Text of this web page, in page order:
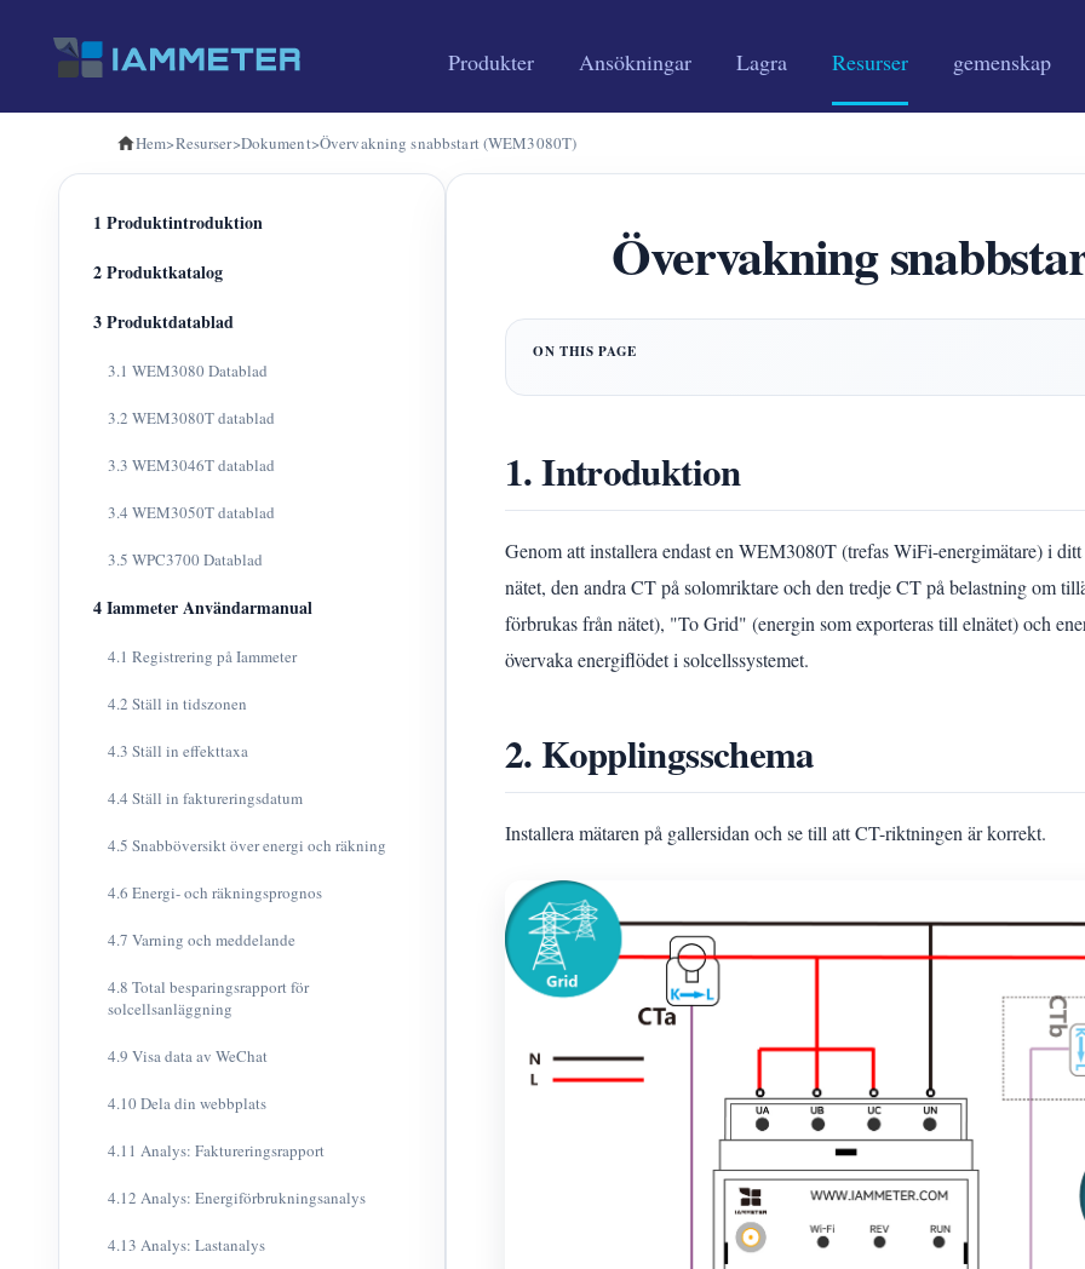
Produkter Ansökningar Lagra Resurser gemenskap
Hem>Resurser>Dokument>Övervakning snabbstart (WEM3080T)
1 Produktintroduktion
2 Produktkatalog
3 Produktdatablad
3.1 WEM3080 Datablad
3.2 WEM3080T datablad
3.3 WEM3046T datablad
3.4 WEM3050T datablad
3.5 WPC3700 Datablad
4 Iammeter Användarmanual
4.1 Registrering på Iammeter
4.2 Ställ in tidszonen
4.3 Ställ in effekttaxa
4.4 Ställ in faktureringsdatum
4.5 Snabböversikt över energi och räkning
4.6 Energi- och räkningsprognos
4.7 Varning och meddelande
4.8 Total besparingsrapport för
solcellsanläggning
4.9 Visa data av WeChat
4.10 Dela din webbplats
4.11 Analys: Faktureringsrapport
4.12 Analys: Energiförbrukningsanalys
4.13 Analys: Lastanalys
Övervakning
1. Introduktion
Genom att installera endast en WEM3080T (trefas WiFi-energimätare) i
nätet, den andra CT på solomriktare och den tredje CT på belastning om
förbrukas från nätet), "To Grid" (energin som exporteras till elnätet) och
övervaka energiflödet i solcellssystemet.
2. Kopplingsschema
Installera mätaren på gallersidan och se till att CT-riktningen är korrekt.